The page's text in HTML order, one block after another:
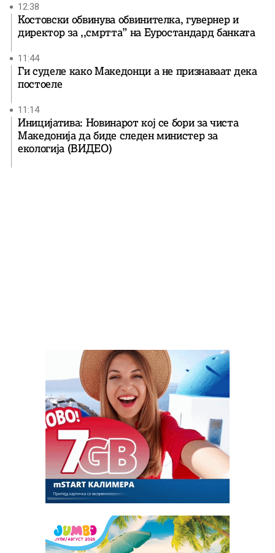
12:38
Костовски обвинува обвинителка, гувернер и
директор за ,,смртта” на Еуростандард банката
11:44
Ги суделе како Македонци а не признаваат дека
постоеле
11:14
Иницијатива: Новинарот кој се бори за чиста
Македонија да биде следен министер за
екологија (ВИДЕО)